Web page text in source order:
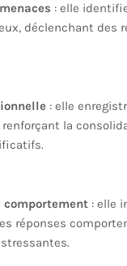
: elle
déclenchant des
: elle
la
comportement : elle
réponses